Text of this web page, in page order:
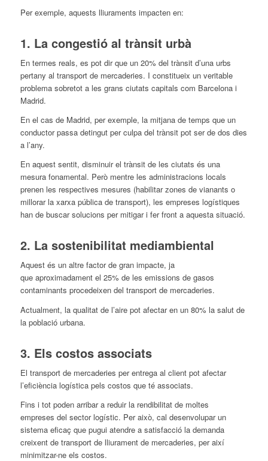
Per exemple, aquests lliuraments impacten en:
1. La congestió al trànsit urbà
En termes reals, es pot dirqueun 20% del trànsit d’una urbs
pertany al transport de mercaderies. I constitueix un veritable
problema sobretot a les grans ciutats capitals com Barcelona i
Madrid.
En el cas de Madrid, per exemple, la mitjana de temps queun
conductor passa detingut per culpa del trànsit pot ser de dos dies
a l’any.
En aquest sentit, disminuir el trànsit de les ciutats és una
mesura fonamental. Però mentre les administracions locals
prenen les respectives mesures (habilitar zones de vianants o
millorar la xarxa pública de transport), les empreses logístiques
han de buscar solucions per mitigar i fer front a aquesta situació.
2. La sostenibilitat mediambiental
Aquest és un altre factor de gran impacte, ja
queaproximadament el 25% de les emissions de gasos
contaminants procedeixen del transport de mercaderies.
Actualment, la qualitat de l’aire pot afectar en un 80% la salut de
la població urbana.
3. Els costos associats
El transport de mercaderies per entrega al client pot afectar
l’eficiència logística pels costos queté associats.
Fins i tot poden arribar a reduir la rendibilitat de moltes
empreses del sectorlogístic. Per això, cal desenvolupar un
sistema eficaç quepugui atendre a satisfacció la demanda
creixent de transport de lliurament de mercaderies, per així
minimitzar-ne els costos.